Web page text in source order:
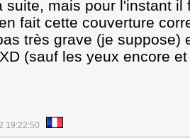
suite, mais pour l'instant
fait cette couverture
très grave (je suppose)
(sauf les yeux encore
19:22:50